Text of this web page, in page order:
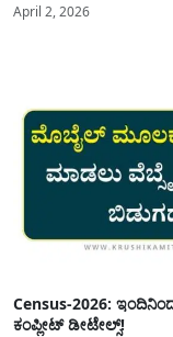
April 2, 2026
Census-2026:
ಕಂಪ್ಲೀಟ್ ಡೀಟೇಲ್ಸ್!